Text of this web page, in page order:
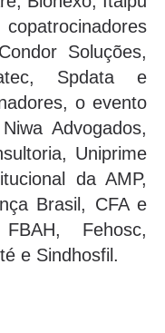
Soluções,
Spdata e
o evento
Advogados,
Uniprime
da AMP,
Brasil, CFA e
Fehosc,
e Sindhosfil.